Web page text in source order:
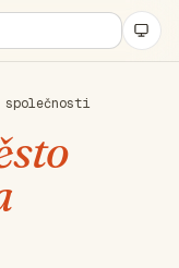
společnosti